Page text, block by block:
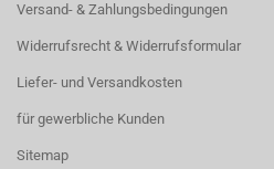
Versand- & Zahlungsbedingungen
Widerrufsrecht & Widerrufsformular
Liefer- und Versandkosten
für gewerbliche Kunden
Sitemap